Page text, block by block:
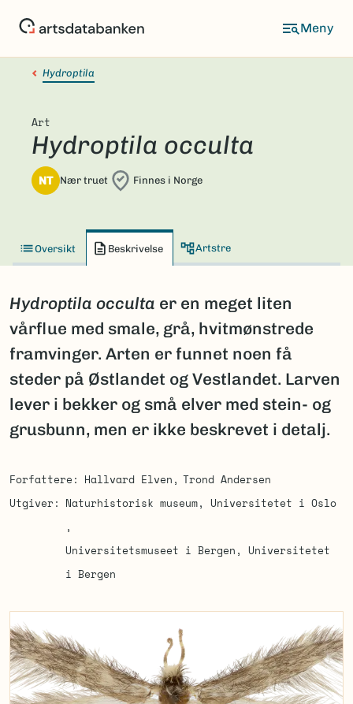
Hydroptila
Art
Hydroptila occulta
NT Nær truet Finnes i Norge
Oversikt Beskrivelse Artstre
Hydroptila occulta er en meget liten
vårflue med smale, grå, hvitmønstrede
framvinger. Arten er funnet noen få
steder på Østlandet og Vestlandet. Larven
lever i bekker og små elver med stein- og
grusbunn, men er ikke beskrevet i detalj.
Forfattere Hallvard Elven
Trond Andersen
Utgiver
Naturhistorisk museum, Universitetet i Oslo
Universitetsmuseet i Bergen, Universitetet
i Bergen